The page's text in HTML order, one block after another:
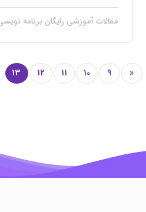
مقالات آموزشی رایگان برنامه
«
9
10
11
12
13